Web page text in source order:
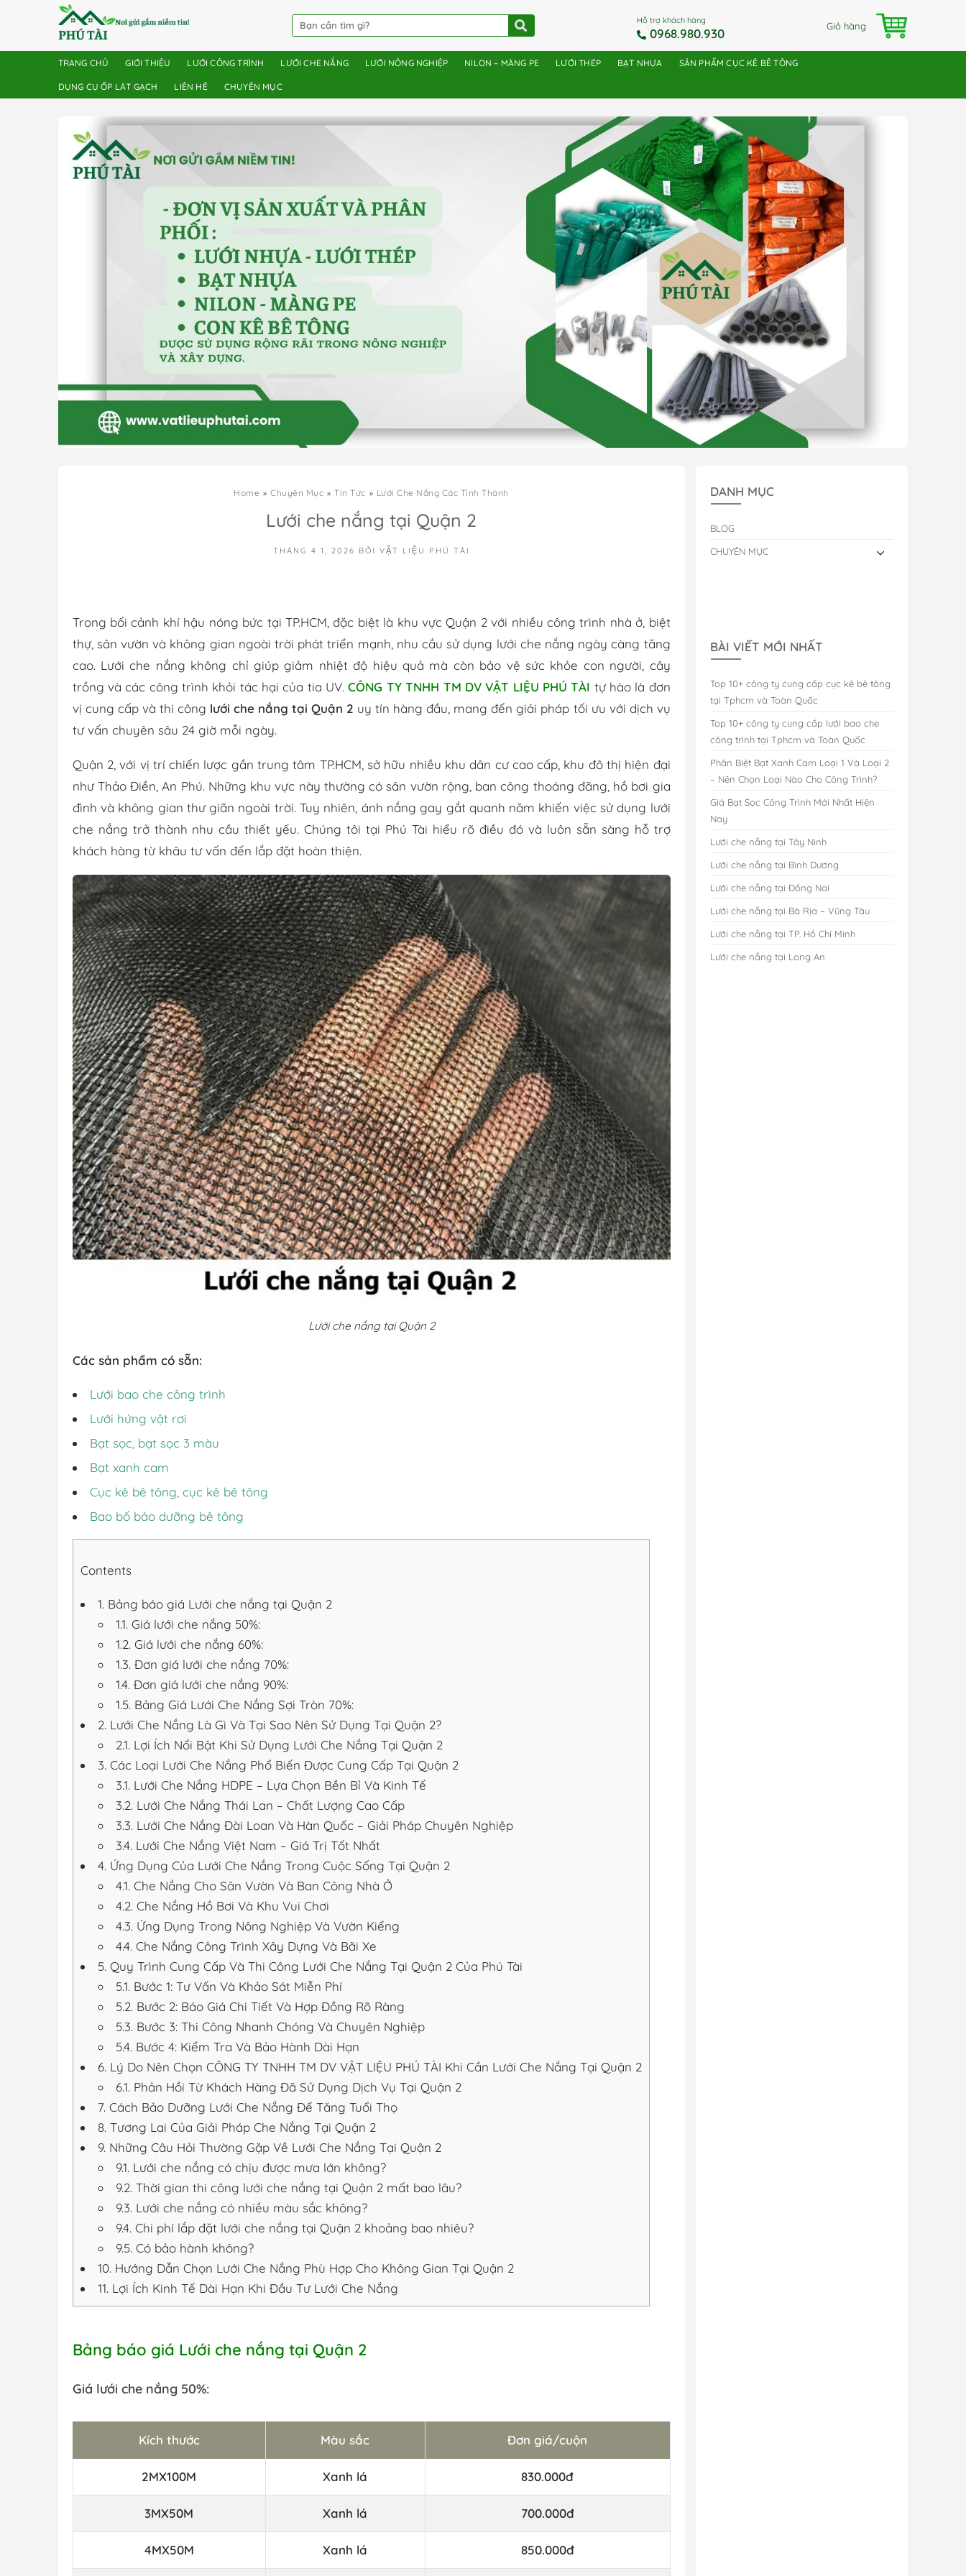
Hỗ trợ khách hàng
0968.980.930 Giỏ hàng
TRANG CHỦ GIỚI THIỆU LƯỚI CÔNG TRÌNH LƯỚI CHE NẮNG LƯỚI NÔNG NGHIỆP NILON – MÀNG PE LƯỚI THÉP BẠT NHỰA SẢN PHẨM CỤC KÊ BÊ TÔNG
DỤNG CỤ ỐP LÁT GẠCH LIÊN HỆ CHUYÊN MỤC
Home Chuyên Mục Tin Tức Lưới Che Nắng Các Tỉnh Thành
Lưới che nắng tại Quận 2
THÁNG 4 1, 2026 BỞI VẬT LIỆU PHÚ TÀI
Trong bối cảnh khí hậu nóng bức tại TP.HCM, đặc biệt là khu vực Quận 2 với nhiều công trình nhà ở, biệt
thự, sân vườn và không gian ngoài trời phát triển mạnh, nhu cầu sử dụng lưới che nắng ngày càng tăng
cao. Lưới che nắng không chỉ giúp giảm nhiệt độ hiệu quả mà còn bảo vệ sức khỏe con người, cây
trồng và các công trình khỏi tác hại của tia UV.CÔNG TY TNHH TM DV VẬT LIỆU PHÚ TÀI tự hào là đơn
vị cung cấp và thi công lưới che nắng tại Quận 2 uy tín hàng đầu, mang đến giải pháp tối ưu với dịch vụ
tư vấn chuyên sâu 24 giờ mỗi ngày.
Quận 2, với vị trí chiến lược gần trung tâm TP.HCM, sở hữu nhiều khu dân cư cao cấp, khu đô thị hiện đại
như Thảo Điền, An Phú. Những khu vực này thường có sân vườn rộng, ban công thoáng đãng, hồ bơi gia
đình và không gian thư giãn ngoài trời. Tuy nhiên, ánh nắng gay gắt quanh năm khiến việc sử dụng lưới
che nắng trở thành nhu cầu thiết yếu. Chúng tôi tại Phú Tài hiểu rõ điều đó và luôn sẵn sàng hỗ trợ
khách hàng từ khâu tư vấn đến lắp đặt hoàn thiện.
Lưới che nắng tại Quận 2
Các sản phẩm có sẵn:
Lưới bao che công trình
Lưới hứng vật rơi
Bạt sọc, bạt sọc 3 màu
Bạt xanh cam
Cục kê bê tông, cục kê bê tông
Bao bố bảo dưỡng bê tông
Contents
1. Bảng báo giá Lưới che nắng tại Quận 2
1.1. Giá lưới che nắng 50%:
1.2. Giá lưới che nắng 60%:
1.3. Đơn giá lưới che nắng 70%:
1.4. Đơn giá lưới che nắng 90%:
1.5. Bảng Giá Lưới Che Nắng Sợi Tròn 70%:
2. Lưới Che Nắng Là Gì Và Tại Sao Nên Sử Dụng Tại Quận 2?
2.1. Lợi Ích Nổi Bật Khi Sử Dụng Lưới Che Nắng Tại Quận 2
3. Các Loại Lưới Che Nắng Phổ Biến Được Cung Cấp Tại Quận 2
3.1. Lưới Che Nắng HDPE – Lựa Chọn Bền Bỉ Và Kinh Tế
3.2. Lưới Che Nắng Thái Lan – Chất Lượng Cao Cấp
3.3. Lưới Che Nắng Đài Loan Và Hàn Quốc – Giải Pháp Chuyên Nghiệp
3.4. Lưới Che Nắng Việt Nam – Giá Trị Tốt Nhất
4. Ứng Dụng Của Lưới Che Nắng Trong Cuộc Sống Tại Quận 2
4.1. Che Nắng Cho Sân Vườn Và Ban Công Nhà Ở
4.2. Che Nắng Hồ Bơi Và Khu Vui Chơi
4.3. Ứng Dụng Trong Nông Nghiệp Và Vườn Kiểng
4.4. Che Nắng Công Trình Xây Dựng Và Bãi Xe
5. Quy Trình Cung Cấp Và Thi Công Lưới Che Nắng Tại Quận 2 Của Phú Tài
5.1. Bước 1: Tư Vấn Và Khảo Sát Miễn Phí
5.2. Bước 2: Báo Giá Chi Tiết Và Hợp Đồng Rõ Ràng
5.3. Bước 3: Thi Công Nhanh Chóng Và Chuyên Nghiệp
5.4. Bước 4: Kiểm Tra Và Bảo Hành Dài Hạn
6. Lý Do Nên Chọn CÔNG TY TNHH TM DV VẬT LIỆU PHÚ TÀI Khi Cần Lưới Che Nắng Tại Quận 2
6.1. Phản Hồi Từ Khách Hàng Đã Sử Dụng Dịch Vụ Tại Quận 2
7. Cách Bảo Dưỡng Lưới Che Nắng Để Tăng Tuổi Thọ
8. Tương Lai Của Giải Pháp Che Nắng Tại Quận 2
9. Những Câu Hỏi Thường Gặp Về Lưới Che Nắng Tại Quận 2
9.1. Lưới che nắng có chịu được mưa lớn không?
9.2. Thời gian thi công lưới che nắng tại Quận 2 mất bao lâu?
9.3. Lưới che nắng có nhiều màu sắc không?
9.4. Chi phí lắp đặt lưới che nắng tại Quận 2 khoảng bao nhiêu?
9.5. Có bảo hành không?
10. Hướng Dẫn Chọn Lưới Che Nắng Phù Hợp Cho Không Gian Tại Quận 2
11. Lợi Ích Kinh Tế Dài Hạn Khi Đầu Tư Lưới Che Nắng
Bảng báo giá Lưới che nắng tại Quận 2
Giá lưới che nắng 50%:
Kích thước Màu sắc Đơn giá/cuộn
2MX100M Xanh lá 830.000đ
3MX50M Xanh lá 700.000đ
4MX50M Xanh lá 850.000đ
DANH MỤC
BLOG
CHUYÊN MỤC
BÀI VIẾT MỚI NHẤT
Top 10+ công ty cung cấp cục kê bê tông
tại Tphcm và Toàn Quốc
Top 10+ công ty cung cấp lưới bao che
công trình tại Tphcm và Toàn Quốc
Phân Biệt Bạt Xanh Cam Loại 1 Và Loại 2
– Nên Chọn Loại Nào Cho Công Trình?
Giá Bạt Sọc Công Trình Mới Nhất Hiện
Nay
Lưới che nắng tại Tây Ninh
Lưới che nắng tại Bình Dương
Lưới che nắng tại Đồng Nai
Lưới che nắng tại Bà Rịa – Vũng Tàu
Lưới che nắng tại TP. Hồ Chí Minh
Lưới che nắng tại Long An